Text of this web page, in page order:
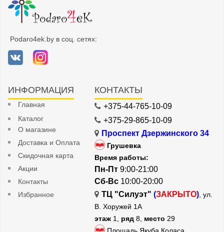
Podaro4ek.by в соц. сетях:
ИНФОРМАЦИЯ
Главная
Каталог
О магазине
Доставка и Оплата
Скидочная карта
Акции
Контакты
Избранное
КОНТАКТЫ
+375-44-765-10-09
+375-29-865-10-09
Проспект Дзержинского 34
Грушевка
Время работы:
Пн-Пт 9:00-21:00
Сб-Вс 10:00-20:00
ТЦ "Силуэт" (ЗАКРЫТО), ул.
В. Хоружей 1А
этаж 1, ряд 8, место 29